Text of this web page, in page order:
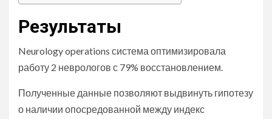
Результаты
Neurology operations система оптимизировала
работу 2 неврологов с 79% восстановлением.
Полученные данные позволяют выдвинуть гипотезу
о наличии опосредованной между индекс